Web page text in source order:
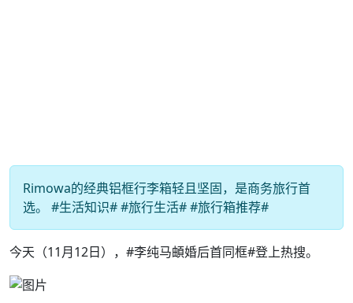
Rimowa的经典铝框行李箱轻且坚固，是商务旅行首
选。 #生活知识# #旅行生活# #旅行箱推荐#
今天（11月12日），#李纯马頔婚后首同框#登上热搜。